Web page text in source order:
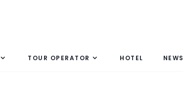
TOUR OPERATOR HOTEL NEWS